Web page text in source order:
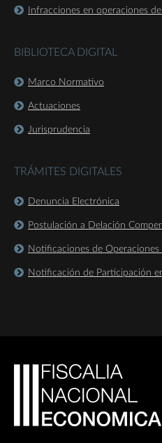
Infracciones en operaciones
BIBLIOTECA DIGITAL
Marco Normativo
Actuaciones
Jurisprudencia
TRÁMITES DIGITALES
Denuncia Electrónica
Postulación a Delación
Notificaciones de
Notificación de Participación